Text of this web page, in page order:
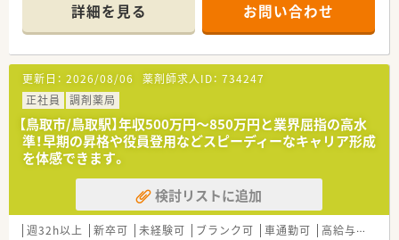
【店舗情報と応需状況について】
■最寄りの鳥取駅から車で10分ほどの場所に位置しており、地
域で長く信頼されている内科クリニックの門前薬局です。
■処方箋は1日平均80枚から90枚ほど応需しており、そのうち約
7割以上が門前クリニックからの内容となります。
■薬剤師5名と事務員3名という非常に手厚い人員体制のため、
お互いに協力しながらゆとりを持って業務に励めます。
【募集背景と求める人物像について】
■スタッフの家庭の事情に伴う退職による欠員募集のため、非常
に定着率が高く希少性の高い求人案件となっております。
■チームワークを大切にできる方を求めており、新卒や第二新卒
の方など若手から中堅層まで幅広く歓迎いたします。
■経験豊富な先輩薬剤師が丁寧に指導する体制があるため、経験
詳細を見る お問い合わせ
更新日： 2026/08/06 薬剤師求人ID： 734247
正社員
調剤薬局
【鳥取市/鳥取駅】年収500万円〜850万円と業界屈指の高水
準！早期の昇格や役員登用などスピーディーなキャリア形成
を体感できます。
検討リストに追加
週32h以上 新卒可 未経験可 ブランク可 車通勤可 高給与(600万円以上)